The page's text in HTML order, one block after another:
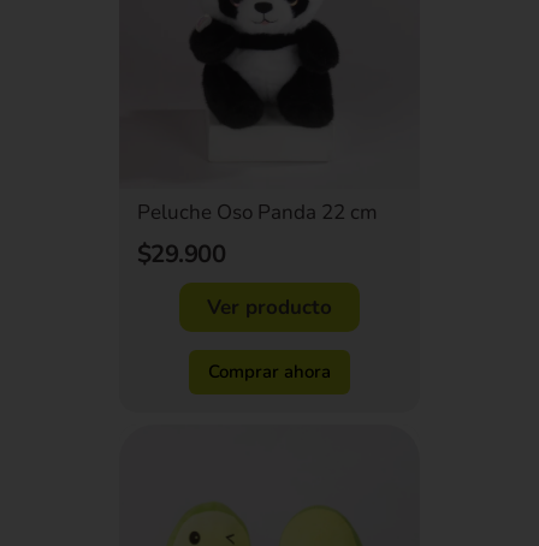
Peluche Oso Panda 22 cm
$29.900
Ver producto
Comprar ahora